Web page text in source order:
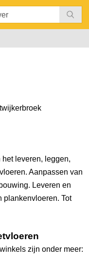
leveren, leggen,
Aanpassen van
Leveren en
plankenvloeren. Tot
zijn onder meer: